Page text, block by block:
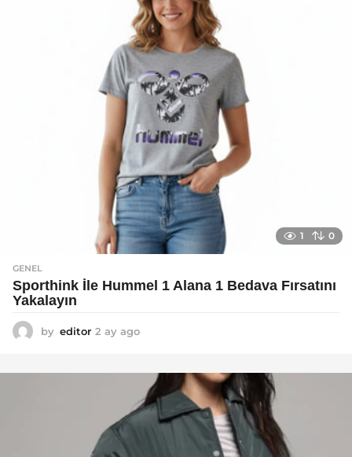
g
o
1 0
GENEL
Sporthink İle Hummel 1 Alana 1 Bedava Fırsatını
Yakalayın
by editor 2 ay ago
a
g
o